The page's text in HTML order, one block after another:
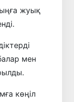
жуық
мен
көңіл